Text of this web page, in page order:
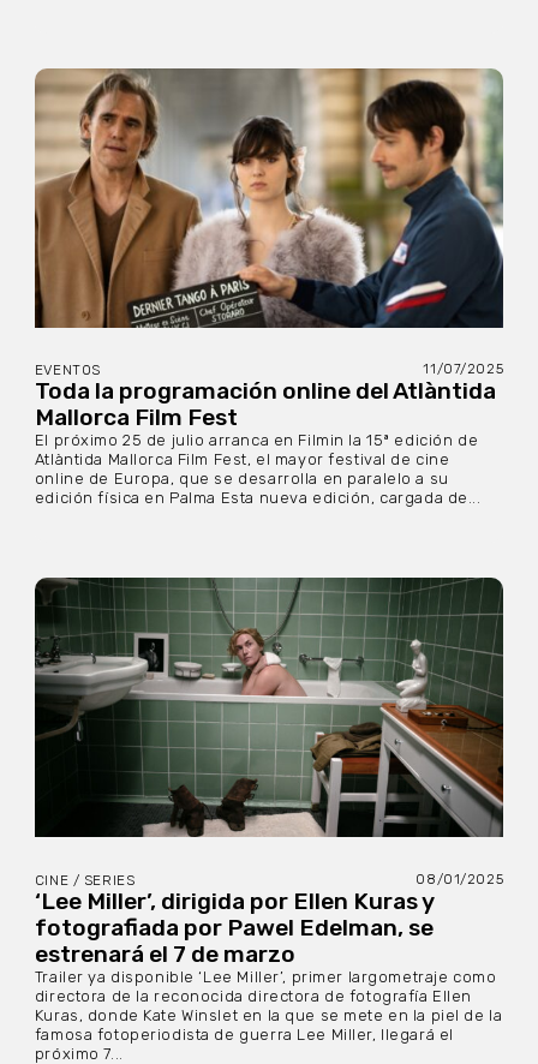
EVENTOS 11/07/2025
Toda la programación online del Atlàntida
Mallorca Film Fest
El próximo 25 de julio arranca en Filmin la 15ª edición de
Atlàntida Mallorca Film Fest, el mayor festival de cine
online de Europa, que se desarrolla en paralelo a su
edición física en Palma Esta nueva edición, cargada de...
CINE / SERIES 08/01/2025
‘Lee Miller’, dirigida por Ellen Kuras y
fotografiada por Pawel Edelman, se
estrenará el 7 de marzo
Trailer ya disponible ‘Lee Miller’, primer largometraje como
directora de la reconocida directora de fotografía Ellen
Kuras, donde Kate Winslet en la que se mete en la piel de la
famosa fotoperiodista de guerra Lee Miller, llegará el
próximo 7...